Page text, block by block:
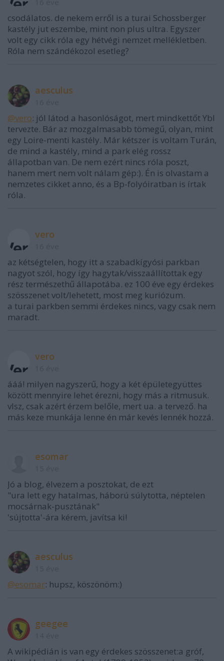
csodálatos. de nekem erről is a turai Schossberger
kastély jut eszembe, mint non plus ultra. Egyszer
volt egy cikk róla egy hétvégi nemzet mellékletben.
Róla nem szándékozol esetleg?
aesculus
@vero: jól látod a hasonlóságot, mert mindkettőt Ybl
tervezte. Bár az mozgalmasabb tömegű, olyan, mint
egy Loire-menti kastély. Már kétszer is voltam Turán,
de mind a kastély, mind a park elég rossz
állapotban van. De nem ezért nincs róla poszt,
hanem mert nem volt nálam gép:). Én is olvastam a
nemzetes cikket anno, és a Bp-folyóiratban is írtak
róla.
vero
az kétségtelen, hogy itt a szabadkígyósi parkban
nagyot szól, hogy így hagytak/visszaállítottak egy
rész természethű állapotába. ez 100 éve egy érdekes
szösszenet volt/lehetett, most meg kuriózum.
a turai parkben semmi érdekes nincs, vagy csak nem
maradt.
vero
ááá! milyen nagyszerű, hogy a két épületegyüttes
között mennyire lehet érezni, hogy más a ritmusuk.
vlsz, csak azért érzem belőle, mert ua. a tervező. ha
más keze munkája lenne én már kevés lennék hozzá.
esomar
Jó a blog, élvezem a posztokat, de ezt
"ura lett egy hatalmas, háború súlytotta, néptelen
mocsárnak-pusztának"
'sújtotta'-ára kérem, javítsa ki!
aesculus
@esomar: hupsz, köszönöm:)
geegee
A wikipédián is van egy érdekes szösszenet:a gróf,